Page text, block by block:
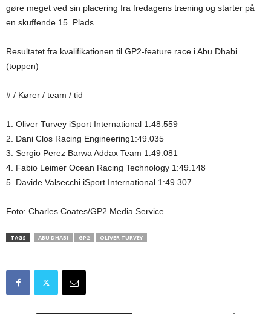
gøre meget ved sin placering fra fredagens træning og starter på
en skuffende 15. Plads.
Resultatet fra kvalifikationen til GP2-feature race i Abu Dhabi
(toppen)
# / Kører / team / tid
1. Oliver Turvey iSport International 1:48.559
2. Dani Clos Racing Engineering1:49.035
3. Sergio Perez Barwa Addax Team 1:49.081
4. Fabio Leimer Ocean Racing Technology 1:49.148
5. Davide Valsecchi iSport International 1:49.307
Foto: Charles Coates/GP2 Media Service
TAGS ABU DHABI GP2 OLIVER TURVEY